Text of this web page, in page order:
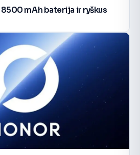
8500 mAh baterija ir ryškus